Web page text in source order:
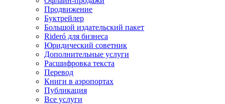
Продвижение
Буктрейлер
Большой издательский пакет
Rideró для бизнеса
Юридический советник
Дополнительные услуги
Расшифровка текста
Перевод
Книги в аэропортах
Публикация
Все услуги